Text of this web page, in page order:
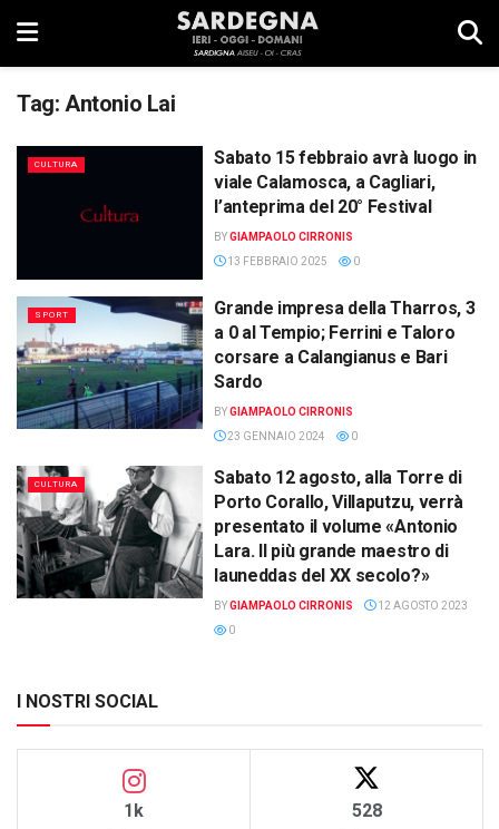
Tag: Antonio Lai
CULTURA
Sabato 15 febbraio avrà luogo in
viale Calamosca, a Cagliari,
l’anteprima del 20° Festival
BYGIAMPAOLO CIRRONIS
13 FEBBRAIO 2025
0
SPORT
Grande impresa della Tharros, 3
a 0 al Tempio; Ferrini e Taloro
corsare a Calangianus e Bari
Sardo
BYGIAMPAOLO CIRRONIS
23 GENNAIO 2024
0
CULTURA
Sabato 12 agosto, alla Torre di
Porto Corallo, Villaputzu, verrà
presentato il volume «Antonio
Lara. Il più grande maestro di
launeddas del XX secolo?»
BYGIAMPAOLO CIRRONIS
12 AGOSTO 2023
0
I NOSTRI SOCIAL
1k 528